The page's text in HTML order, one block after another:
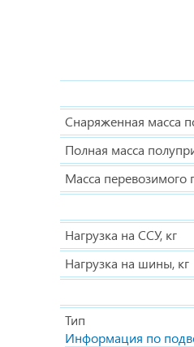
Снаряженная масса
Полная масса
Масса перевозимого
Нагрузка на ССУ, кг
Нагрузка на шины, кг
Тип
Информация по